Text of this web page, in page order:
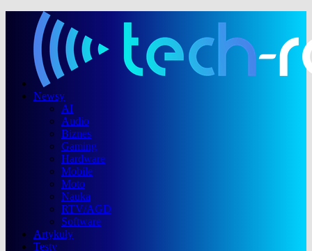
Newsy
AI
Audio
Biznes
Gaming
Hardware
Mobile
Moto
Nauka
RTV/AGD
Software
Artykuły
Testy